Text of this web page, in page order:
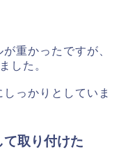
重かったですが、
した。
っかりとしていま
取り付けた